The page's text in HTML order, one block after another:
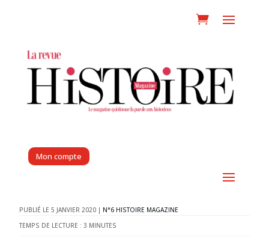
Mon compte
5 JANVIER 2020 | N°6 HISTOIRE MAGAZINE
TEMPS DE LECTURE : 3 MINUTES